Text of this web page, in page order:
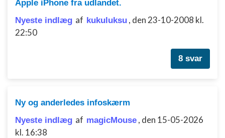
Apple iPhone fra udlandet.
Nyeste indlæg af kukuluksu , den 23-10-2008 kl.
22:50
8 svar
Ny og anderledes infoskærm
Nyeste indlæg af magicMouse , den 15-05-2026
kl. 16:38
Nødvendig
Ydeevne